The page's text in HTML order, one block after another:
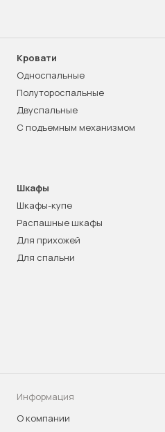
Кровати
Односпальные
Полутороспальные
Двуспальные
С подъемным механизмом
Шкафы
Шкафы-купе
Распашные шкафы
Для прихожей
Для спальни
Информация
О компании